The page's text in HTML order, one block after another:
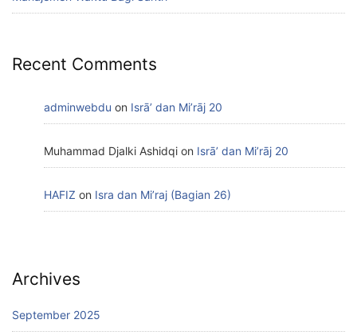
Recent Comments
adminwebdu on Isrā’ dan Mi’rāj 20
Muhammad Djalki Ashidqi on Isrā’ dan Mi’rāj 20
HAFIZ on Isra dan Mi’raj (Bagian 26)
Archives
September 2025